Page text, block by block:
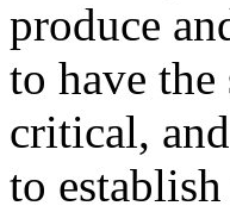
produce
to have
critical,
to